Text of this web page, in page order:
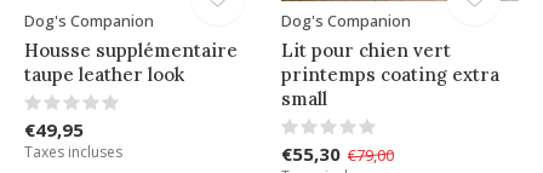
Dog's Companion
Housse supplémentaire
taupe leather look
€49,95
Taxes incluses
Dog's Companion
Lit pour chien vert
printemps coating extra
small
€55,30 €79,00